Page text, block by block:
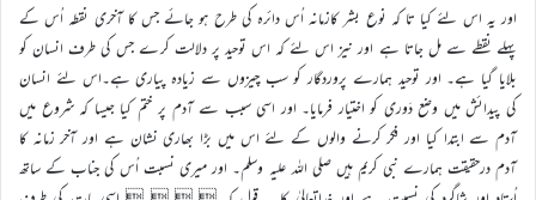
اور یہ اس لئے کیا تا کہ نوع بشر کازمانہ اُس دائرہ کی طرح ہو جائے جس کا آخری نقطہ اُس کے
پہلے نقطے سے مل جاتا ہے اور نیز اس لئے کہ اس توحید پر دلالت کرے جس کی طرف انسان کو
بلایا گیا ہے۔ اور توحید ہمارے پروردگار کو سب چیزوں سے زیادہ پیاری ہے۔اس لئے انسان
کی پیدائش میں وضع دَوری کو اختیار فرمایا۔ اور اسی سبب سے آدم پر ختم کیا جیسا کہ شروع میں
آدم سے ابتدا کیا اور فکر کرنے والوں کے لئے اس میں بڑا بھاری نشان ہے اور آخر زمانہ کا
آدم درحقیقت ہمارے نبی کریم ہیں صلی اللہ علیہ وسلم۔ اور میری نسبت اُس کی جناب کے ساتھ